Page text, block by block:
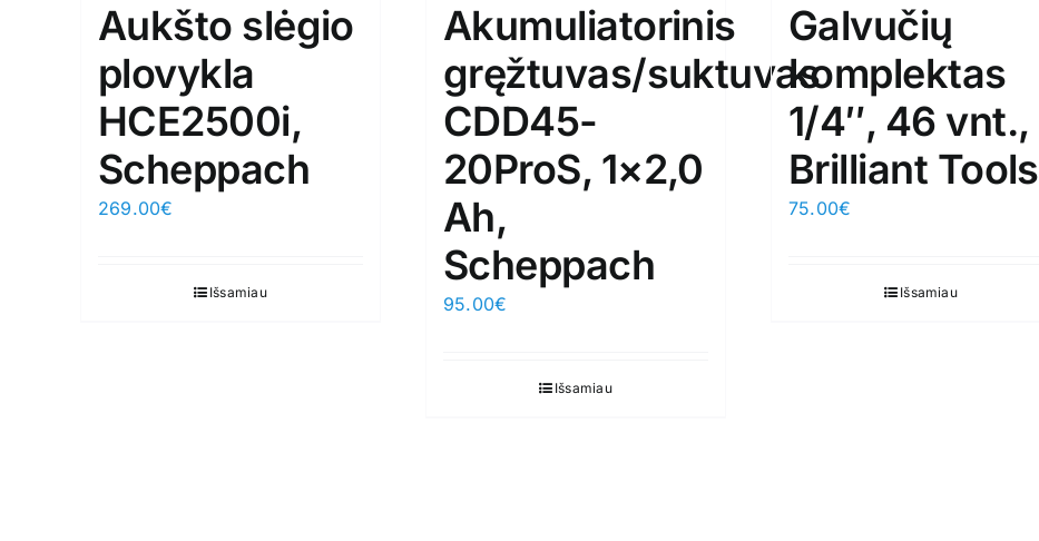
Aukšto slėgio
plovykla
HCE2500i,
Scheppach
269.00€
Išsamiau
Akumuliatorinis
gręžtuvas/suktuvas
CDD45-
20ProS, 1×2,0
Ah,
Scheppach
95.00€
Išsamiau
Galvučių
komplektas
1/4″, 46 vnt.,
Brilliant Tools
75.00€
Išsamiau